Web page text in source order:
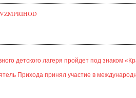
VZMPRIHOD
детского лагеря пройдет под знаком
Прихода принял участие в